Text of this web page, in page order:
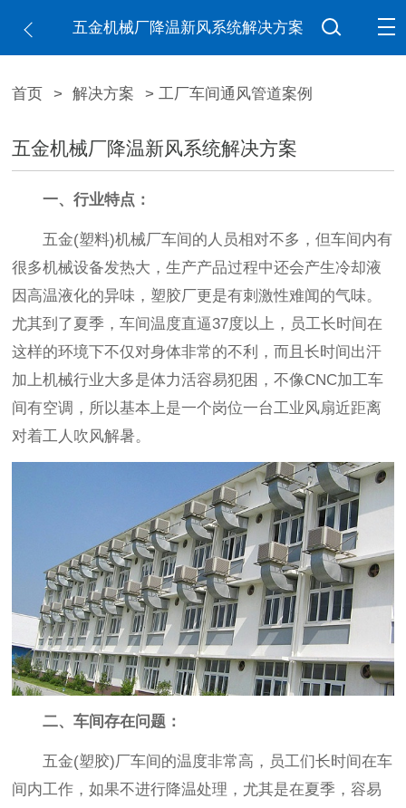
五金机械厂降温新风系统解决方案
首页 > 解决方案 > 工厂车间通风管道案例
五金机械厂降温新风系统解决方案
一、行业特点：
五金(塑料)机械厂车间的人员相对不多，但车间内有
很多机械设备发热大，生产产品过程中还会产生冷却液
因高温液化的异味，塑胶厂更是有刺激性难闻的气味。
尤其到了夏季，车间温度直逼37度以上，员工长时间在
这样的环境下不仅对身体非常的不利，而且长时间出汗
加上机械行业大多是体力活容易犯困，不像CNC加工车
间有空调，所以基本上是一个岗位一台工业风扇近距离
对着工人吹风解暑。
二、车间存在问题：
五金(塑胶)厂车间的温度非常高，员工们长时间在车
间内工作，如果不进行降温处理，尤其是在夏季，容易